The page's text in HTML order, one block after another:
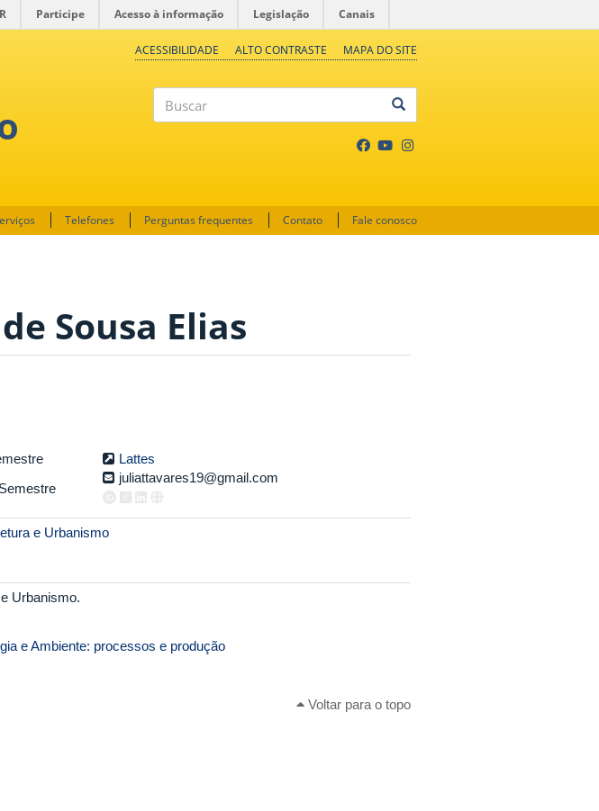
Participe Acesso à informação Legislação Canais
ACESSIBILIDADE ALTO CONTRASTE MAPA DO SITE
Telefones Perguntas frequentes Contato Fale conosco
Sousa Elias
Lattes
juliattavares19@gmail.com
e Urbanismo
Urbanismo.
e Ambiente: processos e produção
Voltar para o topo